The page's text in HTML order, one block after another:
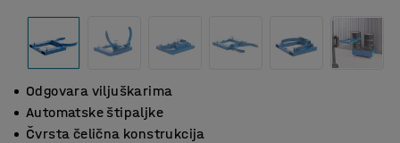
Odgovara viljuškarima
Automatske štipaljke
Čvrsta čelična konstrukcija